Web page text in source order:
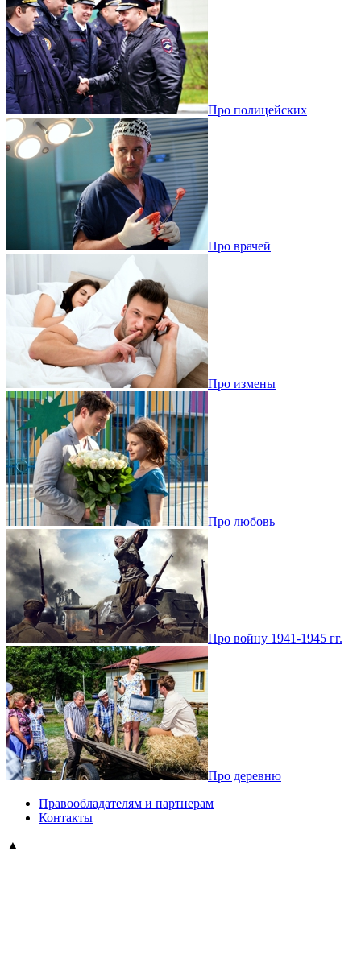
Про полицейских
Про врачей
Про измены
Про любовь
Про войну 1941-1945 гг.
Про деревню
Правообладателям и партнерам
Контакты
▲